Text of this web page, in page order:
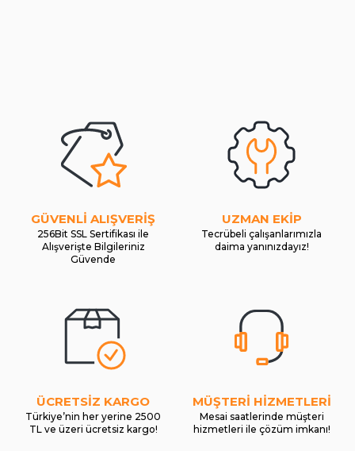
GÜVENLİ ALIŞVERİŞ
256Bit SSL Sertifikası ile
Alışverişte Bilgileriniz
Güvende
UZMAN EKİP
Tecrübeli çalışanlarımızla
daima yanınızdayız!
ÜCRETSİZ KARGO
Türkiye’nin her yerine 2500
TL ve üzeri ücretsiz kargo!
MÜŞTERİ HİZMETLERİ
Mesai saatlerinde müşteri
hizmetleri ile çözüm imkanı!